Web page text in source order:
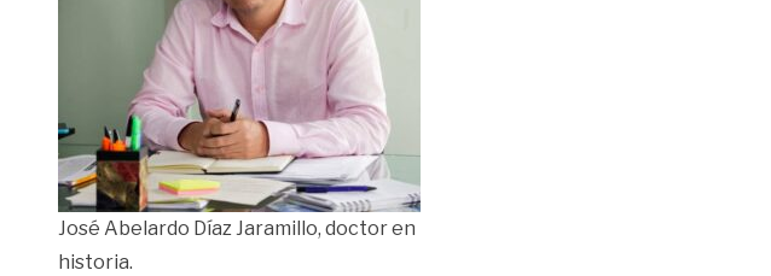
José Abelardo Díaz Jaramillo, doctor en
historia.